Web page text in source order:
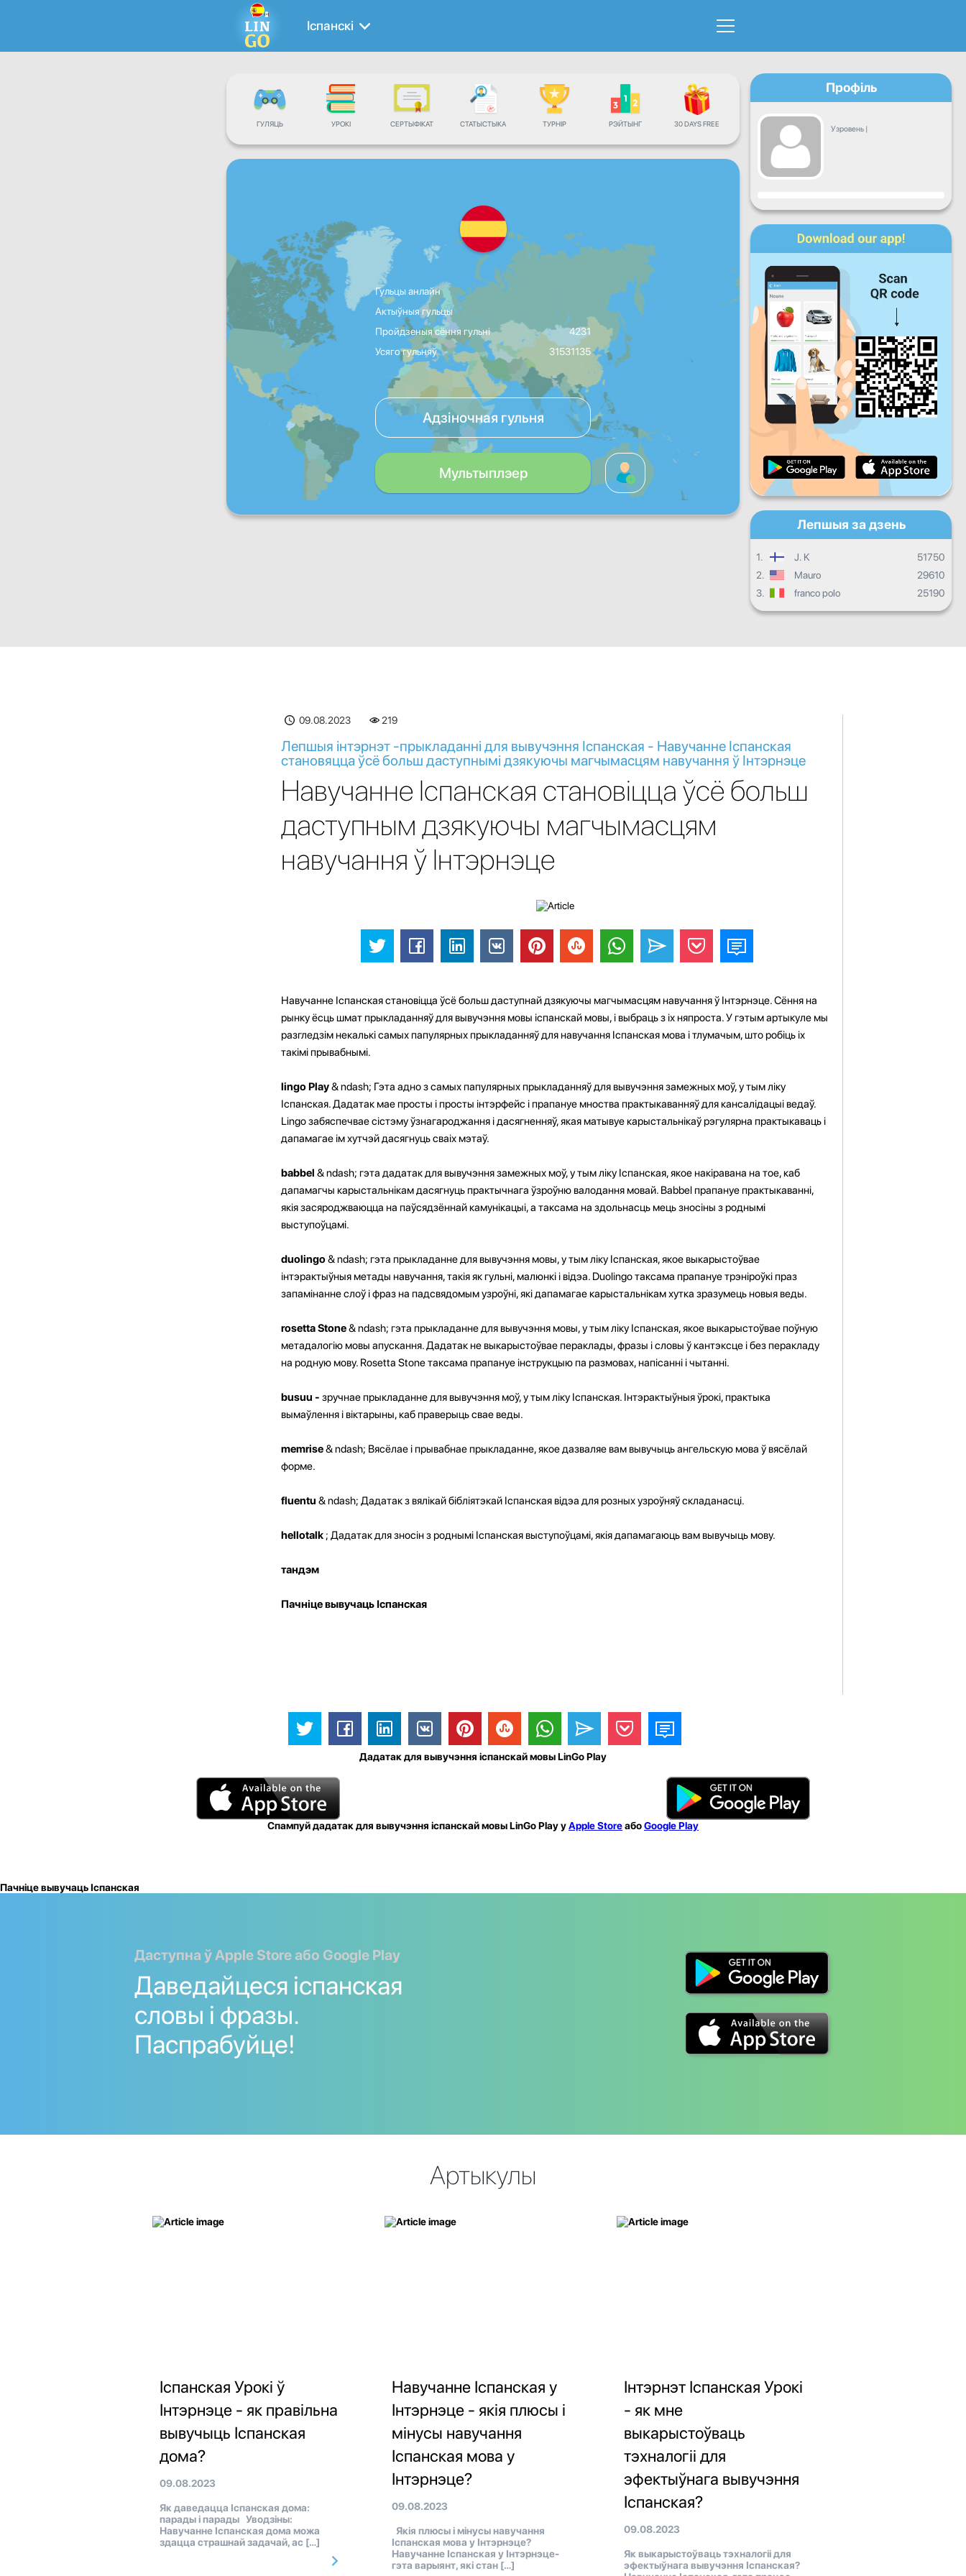
Іспанскі
ГУЛЯЦЬ УРОКІ СЕРТЫФІКАТ СТАТЫСТЫКА ТУРНІР РЭЙТЫНГ 30 DAYS FREE
Гульцы анлайн
Актыўныя гульцы
Пройдзеныя сёння гульні
4231
Усяго гульняў
31531135
Адзіночная гульня
Мультыплэер
Профіль
Узровень |
Прагрэс
Пн Сер Чц
Сб Нядз
Штодзённы прагрэс
Штомесячны прагрэс
Агульны прагрэс
Лепшыя за дзень
1. J. K
51750
2.
Mauro
29610
3.
franco polo 25190
09.08.2023 219
Лепшыя інтэрнэт -прыкладанні для вывучэння Іспанская - Навучанне Іспанская
становяцца ўсё больш даступнымі дзякуючы магчымасцям навучання ў Інтэрнэце
Навучанне Іспанская становіцца ўсё больш
даступным дзякуючы магчымасцям
навучання ў Інтэрнэце
Навучанне Іспанская становіцца ўсё больш даступнай дзякуючы магчымасцям навучання ў Інтэрнэце. Сёння на
рынку ёсць шмат прыкладанняў для вывучэння мовы іспанскай мовы, і выбраць з іх няпроста. У гэтым артыкуле мы
разгледзім некалькі самых папулярных прыкладанняў для навучання Іспанская мова і тлумачым, што робіць іх
такімі прывабнымі.
lingo Play& ndash; Гэта адно з самых папулярных прыкладанняў для вывучэння замежных моў, у тым ліку
Іспанская. Дадатак мае просты і просты інтэрфейс і прапануе мноства практыкаванняў для кансалідацыі ведаў.
Lingo забяспечвае сістэму ўзнагароджання і дасягненняў, якая матывуе карыстальнікаў рэгулярна практыкаваць і
дапамагае ім хутчэй дасягнуць сваіх мэтаў.
babbel & ndash; гэта дадатак для вывучэння замежных моў, у тым ліку Іспанская, якое накіравана на тое, каб
дапамагчы карыстальнікам дасягнуць практычнага ўзроўню валодання мовай. Babbel прапануе практыкаванні,
якія засяроджваюцца на паўсядзённай камунікацыі, а таксама на здольнасць мець зносіны з роднымі
выступоўцамі.
duolingo& ndash; гэта прыкладанне для вывучэння мовы, у тым ліку Іспанская, якое выкарыстоўвае
інтэрактыўныя метады навучання, такія як гульні, малюнкі і відэа. Duolingo таксама прапануе трэніроўкі праз
запамінанне слоў і фраз на падсвядомым узроўні, які дапамагае карыстальнікам хутка зразумець новыя веды.
rosetta Stone& ndash; гэта прыкладанне для вывучэння мовы, у тым ліку Іспанская, якое выкарыстоўвае поўную
метадалогію мовы апускання. Дадатак не выкарыстоўвае пераклады, фразы і словы ў кантэксце і без перакладу
на родную мову. Rosetta Stone таксама прапануе інструкцыю па размовах, напісанні і чытанні.
busuu - зручнае прыкладанне для вывучэння моў, у тым ліку Іспанская. Інтэрактыўныя ўрокі, практыка
вымаўлення і віктарыны, каб праверыць свае веды.
memrise& ndash; Вясёлае і прывабнае прыкладанне, якое дазваляе вам вывучыць ангельскую мова ў вясёлай
форме.
fluentu & ndash; Дадатак з вялікай бібліятэкай Іспанская відэа для розных узроўняў складанасці.
hellotalk ; Дадатак для зносін з роднымі Іспанская выступоўцамі, якія дапамагаюць вам вывучыць мову.
тандэм
Пачніце вывучаць Іспанская
Дадатак для вывучэння іспанскай мовы LinGo Play
Спампуй дадатак для вывучэння іспанскай мовы LinGo Play уApple StoreабоGoogle Play
Пачніце вывучаць Іспанская
Даступна ў Apple Store або Google Play
Даведайцеся іспанская
словы і фразы.
Паспрабуйце!
Артыкулы
Іспанская Урокі ў
Інтэрнэце - як правільна
вывучыць Іспанская
дома?
09.08.2023
Як даведацца Іспанская дома:
парады і парады Уводзіны:
Навучанне Іспанская дома можа
здацца страшнай задачай, ас […]
Навучанне Іспанская у
Інтэрнэце - якія плюсы і
мінусы навучання
Іспанская мова у
Інтэрнэце?
09.08.2023
Якія плюсы і мінусы навучання
Іспанская мова у Інтэрнэце?
Навучанне Іспанская у Інтэрнэце-
гэта варыянт, які стан […]
Інтэрнэт Іспанская Урокі
- як мне
выкарыстоўваць
тэхналогіі для
эфектыўнага вывучэння
Іспанская?
09.08.2023
Як выкарыстоўваць тэхналогіі для
эфектыўнага вывучэння Іспанская?